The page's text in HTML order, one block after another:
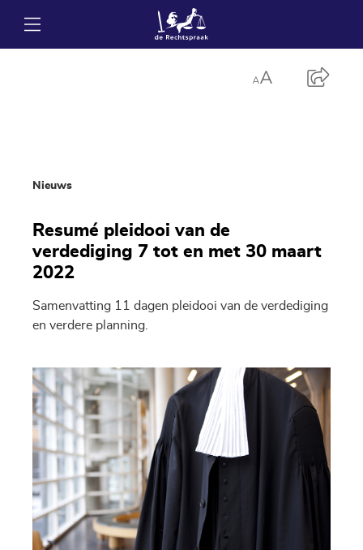
Nieuws
Resumé pleidooi van de
verdediging 7 tot en met 30 maart
2022
Samenvatting 11 dagen pleidooi van de verdediging
en verdere planning.